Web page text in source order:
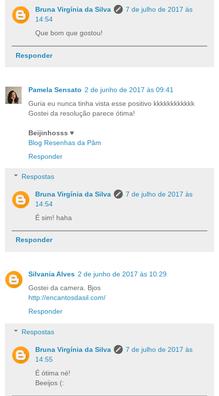
Bruna Virgínia da Silva
7 de julho de 2017 às
14:54
Que bom que gostou!
Responder
Pamela Sensato 2 de junho de 2017 às 09:41
Guria eu nunca tinha vista esse positivo kkkkkkkkkkkk
Gostei da resolução parece ótima!
Beijinhosss ♥
Blog Resenhas da Pâm
Responder
Respostas
Bruna Virgínia da Silva
7 de julho de 2017 às
14:54
É sim! haha
Responder
Silvania Alves 2 de junho de 2017 às 10:29
Gostei da camera. Bjos
http://encantosdasil.com/
Responder
Respostas
Bruna Virgínia da Silva
7 de julho de 2017 às
14:55
É ótima né!
Beeijos (: